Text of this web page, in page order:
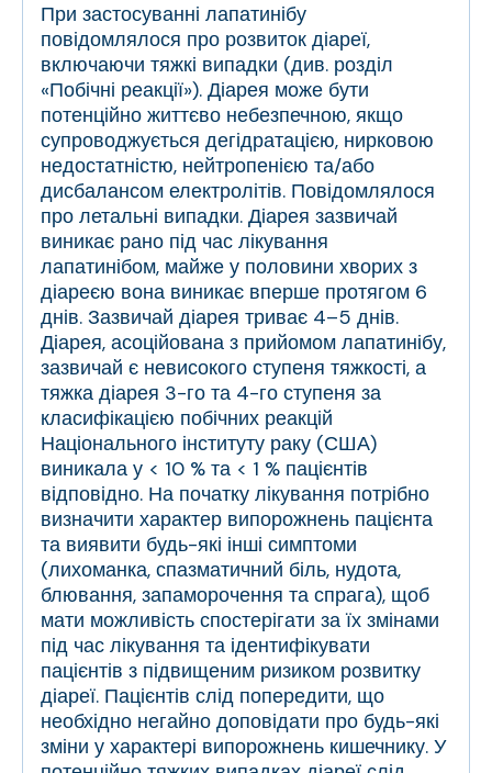
При застосуванні лапатинібу
повідомлялося про розвиток діареї,
включаючи тяжкі випадки (див. розділ
«Побічні реакції»). Діарея може бути
потенційно життєво небезпечною, якщо
супроводжується дегідратацією, нирковою
недостатністю, нейтропенією та/або
дисбалансом електролітів. Повідомлялося
про летальні випадки. Діарея зазвичай
виникає рано під час лікування
лапатинібом, майже у половини хворих з
діареєю вона виникає вперше протягом 6
днів. Зазвичай діарея триває 4–5 днів.
Діарея, асоційована з прийомом лапатинібу,
зазвичай є невисокого ступеня тяжкості, а
тяжка діарея 3-го та 4-го ступеня за
класифікацією побічних реакцій
Національного інституту раку (США)
виникала у < 10 % та < 1 % пацієнтів
відповідно. На початку лікування потрібно
визначити характер випорожнень пацієнта
та виявити будь-які інші симптоми
(лихоманка, спазматичний біль, нудота,
блювання, запаморочення та спрага), щоб
мати можливість спостерігати за їх змінами
під час лікування та ідентифікувати
пацієнтів з підвищеним ризиком розвитку
діареї. Пацієнтів слід попередити, що
необхідно негайно доповідати про будь-які
зміни у характері випорожнень кишечнику. У